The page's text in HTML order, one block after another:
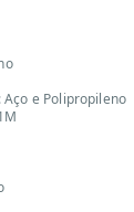
e Polipropileno